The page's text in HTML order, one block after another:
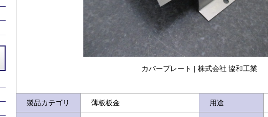
カバープレート | 株式会社 協和工業
製品カテゴリ 薄板板金 用途